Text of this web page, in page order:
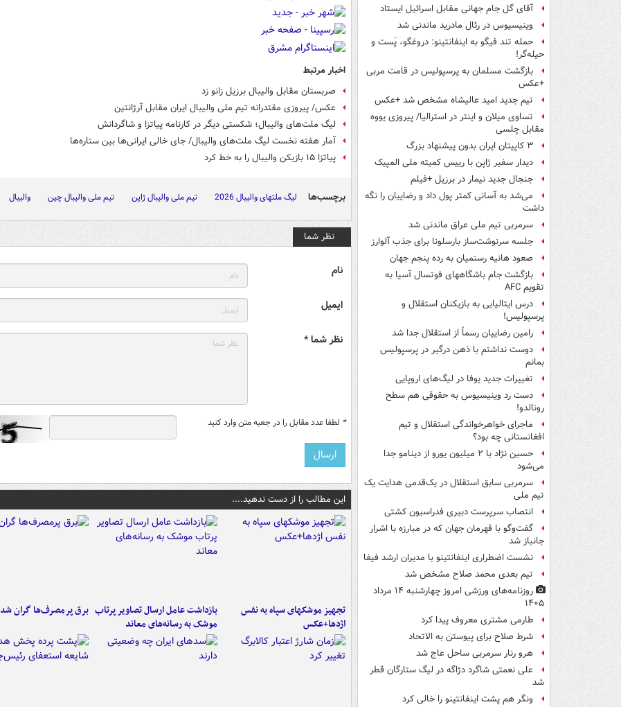
آقای گل جام جهانی مقابل اسرائیل ایستاد
وینیسیوس در رئال مادرید ماندنی شد
حمله تند فیگو به اینفانتینو: دروغگو، پَست‌ و
حیله‌گر!
بازگشت مسلمان به پرسپولیس در قامت مربی
+عکس
تیم جدید امید عالیشاه مشخص شد +عکس
تساوی میلان و اینتر در استرالیا/ پیروزی یووه
مقابل چلسی
۳ کاپیتان ایران بدون پیشنهاد بزرگ
دیدار سفیر ژاپن با رییس کمیته ملی المپیک
جنجال جدید نیمار در برزیل +فیلم
می‌شد به آسانی کمتر پول داد و رضاییان را نگه
داشت
سرمربی تیم ملی عراق ماندنی شد
جلسه سرنوشت‌ساز بارسلونا برای جذب آلوارز
صعود هانیه رستمیان به رده پنجم جهان
بازگشت جام باشگاههای فوتسال آسیا به
تقویم AFC
درس ایتالیایی‌ به بازیکنان استقلال و
پرسپولیس!
رامین رضاییان رسماً از استقلال جدا شد
دوست نداشتم با ذهن درگیر در پرسپولیس
بمانم
تغییرات جدید یوفا در لیگ‌های اروپایی
دست رد وینیسیوس به حقوقی هم سطح
رونالدو!
ماجرای خواهرخواندگی استقلال و تیم
افغانستانی چه بود؟
حسین نژاد با ۲ میلیون یورو از دینامو جدا
می‌شود
سرمربی سابق استقلال در یک‌قدمی هدایت یک
تیم ملی
انتصاب سرپرست دبیری فدراسیون کشتی
گفت‌وگو با قهرمان جهان که در مبارزه با اشرار
جانباز شد
نشست اضطراری اینفانتینو با مدیران ارشد فیفا
تیم بعدی محمد صلاح مشخص شد
روزنامه‌های ورزشی امروز چهارشنبه ۱۴ مرداد
۱۴۰۵
طارمی مشتری معروف پیدا کرد
شرط صلاح برای پیوستن به الاتحاد
هرو رنار سرمربی ساحل عاج شد
علی نعمتی شاگرد دژاگه در لیگ ستارگان قطر
شد
ونگر هم پشت اینفانتینو را خالی کرد
اخبار مرتبط
صربستان مقابل والیبال برزیل زانو زد
عکس/ پیروزی مقتدرانه تیم ملی والیبال ایران مقابل آرژانتین
لیگ‌ ملت‌های والیبال؛ شکستی دیگر در کارنامه پیاتزا و شاگردانش
آمار هفته نخست لیگ ملت‌های والیبال/ جای خالی ایرانی‌ها بین ستاره‌ها
پیاتزا ۱۵ بازیکن والیبال را به خط کرد
برچسب‌ها لیگ ملتهای والیبال 2026 تیم ملی والیبال ژاپن تیم ملی والیبال چین والیبال
نظر شما
نام
ایمیل
نظر شما *
* لطفا عدد مقابل را در جعبه متن وارد کنید
این مطالب را از دست ندهید....
تجهیز موشکهای سپاه به نفس
اژدها+عکس
بازداشت عامل ارسال تصاویر پرتاب
موشک به رسانه‌های معاند
برق پرمصرف‌ها گران شد